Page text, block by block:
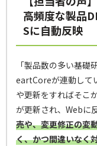
高頻度な製品
Sに自動反映
「製品数の多い基
eartCoreが連動して
や更新をすればそこ
が更新され、Webに
売や、変更修正の変
く、かつ間違いなく